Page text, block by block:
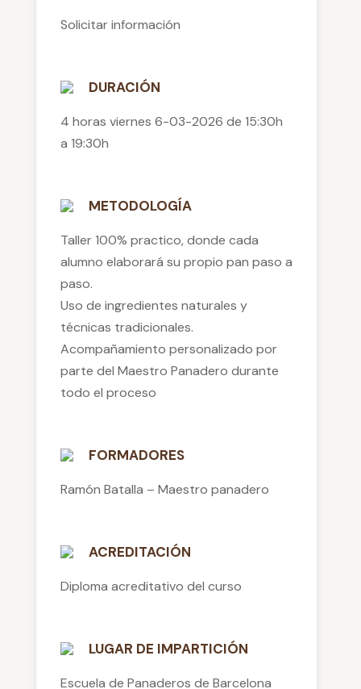
Solicitar información
DURACIÓN
4 horas viernes 6-03-2026 de 15:30h
a 19:30h
METODOLOGÍA
Taller 100% practico, donde cada
alumno elaborará su propio pan paso a
paso.
Uso de ingredientes naturales y
técnicas tradicionales.
Acompañamiento personalizado por
parte del Maestro Panadero durante
todo el proceso
FORMADORES
Ramón Batalla – Maestro panadero
ACREDITACIÓN
Diploma acreditativo del curso
LUGAR DE IMPARTICIÓN
Escuela de Panaderos de Barcelona